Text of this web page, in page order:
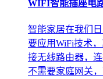
WIFI智能插座电
智能家居在我们
要应用WiFi技术
接无线路由器，连
不需要家庭网关